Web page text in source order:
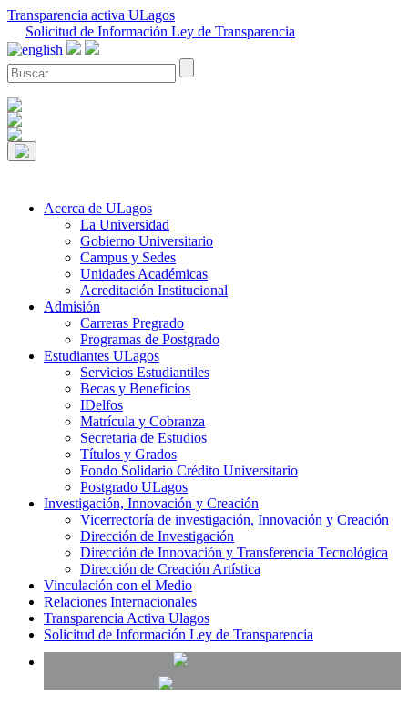
Transparencia activa ULagos
Solicitud de Información Ley de Transparencia
Acerca de ULagos
La Universidad
Gobierno Universitario
Campus y Sedes
Unidades Académicas
Acreditación Institucional
Admisión
Carreras Pregrado
Programas de Postgrado
Estudiantes ULagos
Servicios Estudiantiles
Becas y Beneficios
IDelfos
Matrícula y Cobranza
Secretaria de Estudios
Títulos y Grados
Fondo Solidario Crédito Universitario
Postgrado ULagos
Investigación, Innovación y Creación
Vicerrectoría de investigación, Innovación y Creación
Dirección de Investigación
Dirección de Innovación y Transferencia Tecnológica
Dirección de Creación Artística
Vinculación con el Medio
Relaciones Internacionales
Transparencia Activa Ulagos
Solicitud de Información Ley de Transparencia